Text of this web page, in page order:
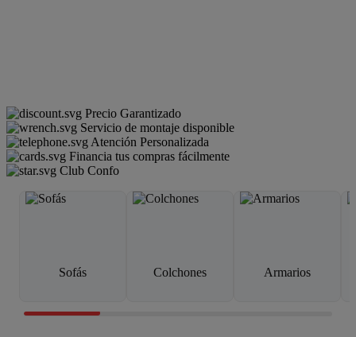
Precio Garantizado
Servicio de montaje disponible
Atención Personalizada
Financia tus compras fácilmente
Club Confo
Sofás Colchones Armarios